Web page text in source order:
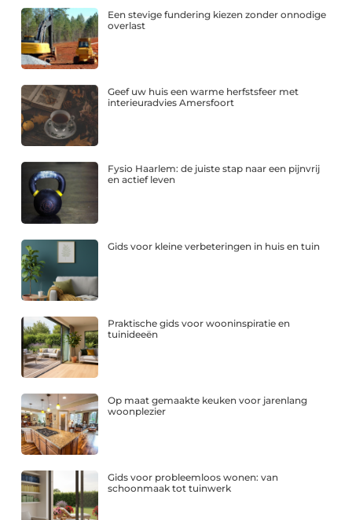
Een stevige fundering kiezen zonder onnodige
overlast
Geef uw huis een warme herfstsfeer met
interieuradvies Amersfoort
Fysio Haarlem: de juiste stap naar een pijnvrij
en actief leven
Gids voor kleine verbeteringen in huis en tuin
Praktische gids voor wooninspiratie en
tuinideeën
Op maat gemaakte keuken voor jarenlang
woonplezier
Gids voor probleemloos wonen: van
schoonmaak tot tuinwerk